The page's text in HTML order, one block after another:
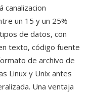
canalizacion
un 15 y un 25%
de datos, con
texto, código fuente
de archivo de
Linux y Unix antes
Una ventaja